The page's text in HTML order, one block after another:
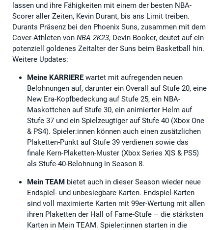
lassen und ihre Fähigkeiten mit einem der besten NBA-
Scorer aller Zeiten, Kevin Durant, bis ans Limit treiben.
Durants Präsenz bei den Phoenix Suns, zusammen mit dem
Cover-Athleten von NBA 2K23, Devin Booker, deutet auf ein
potenziell goldenes Zeitalter der Suns beim Basketball hin.
Weitere Updates:
Meine KARRIERE wartet mit aufregenden neuen
Belohnungen auf, darunter ein Overall auf Stufe 20, eine
New Era-Kopfbedeckung auf Stufe 25, ein NBA-
Maskottchen auf Stufe 30, ein animierter Helm auf
Stufe 37 und ein Spielzeugtiger auf Stufe 40 (Xbox One
& PS4). Spieler:innen können auch einen zusätzlichen
Plaketten-Punkt auf Stufe 39 verdienen sowie das
finale Kern-Plaketten-Muster (Xbox Series X|S & PS5)
als Stufe-40-Belohnung in Season 8.
Mein TEAM bietet auch in dieser Season wieder neue
Endspiel- und unbesiegbare Karten. Endspiel-Karten
sind voll maximierte Karten mit 99er-Wertung mit allen
ihren Plaketten der Hall of Fame-Stufe – die stärksten
Karten in Mein TEAM. Spieler:innen starten in die